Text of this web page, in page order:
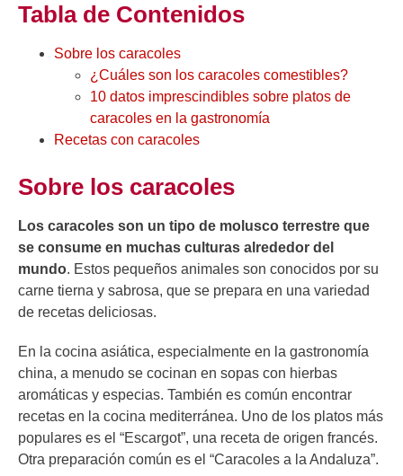
Tabla de Contenidos
Sobre los caracoles
¿Cuáles son los caracoles comestibles?
10 datos imprescindibles sobre platos de
caracoles en la gastronomía
Recetas con caracoles
Sobre los caracoles
Los caracoles son un tipo de molusco terrestre que
se consume en muchas culturas alrededor del
mundo. Estos pequeños animales son conocidos por su
carne tierna y sabrosa, que se prepara en una variedad
de recetas deliciosas.
En la cocina asiática, especialmente en la gastronomía
china, a menudo se cocinan en sopas con hierbas
aromáticas y especias. También es común encontrar
recetas en la cocina mediterránea. Uno de los platos más
populares es el “Escargot”, una receta de origen francés.
Otra preparación común es el “Caracoles a la Andaluza”.